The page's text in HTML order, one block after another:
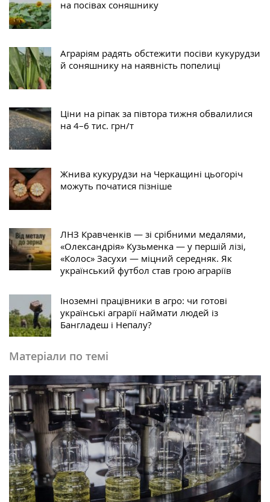
на посівах соняшнику
Аграріям радять обстежити посіви кукурудзи
й соняшнику на наявність попелиці
Ціни на ріпак за півтора тижня обвалилися
на 4–6 тис. грн/т
Жнива кукурудзи на Черкащині цьогоріч
можуть початися пізніше
ЛНЗ Кравченків — зі срібними медалями,
«Олександрія» Кузьменка — у першій лізі,
«Колос» Засухи — міцний середняк. Як
український футбол став грою аграріїв
Іноземні працівники в агро: чи готові
українські аграрії наймати людей із
Бангладеш і Непалу?
Матеріали по темі